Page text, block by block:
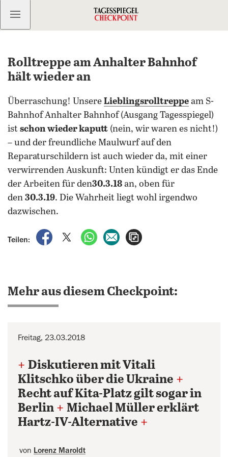
Kostenlos anmelden
Rolltreppe am Anhalter Bahnhof
hält wieder an
Überraschung! Unsere Lieblingsrolltreppe am S-
Bahnhof Anhalter Bahnhof (Ausgang Tagesspiegel)
ist schon wieder kaputt (nein, wir waren es nicht!)
– und der freundliche Maulwurf auf den
Reparaturschildern ist auch wieder da, mit einer
verwirrenden Auskunft: Unten kündigt er das Ende
der Arbeiten für den30.3.18 an, oben für
den 30.3.19. Die Wahrheit liegt wohl irgendwo
dazwischen.
Teilen:
auf Facebook teilen
auf X teilenper WhatsApp teilen
per E-Mail teilen
Mehr aus diesem Checkpoint:
Freitag, 23.03.2018
+ Diskutieren mit Vitali
Klitschko über die Ukraine +
Recht auf Kita-Platz gilt sogar in
Berlin + Michael Müller erklärt
Hartz-IV-Alternative +
von Lorenz Maroldt